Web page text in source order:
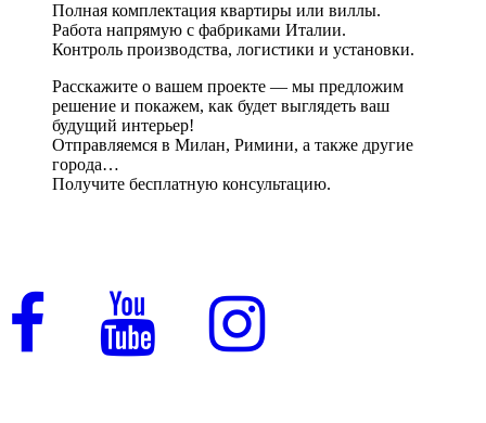
Полная комплектация квартиры или виллы.
Работа напрямую с фабриками Италии.
Контроль производства, логистики и установки.
Расскажите о вашем проекте — мы предложим
решение и покажем, как будет выглядеть ваш
будущий интерьер!
Отправляемся в Милан, Римини, а также другие
города…
Получите бесплатную консультацию.